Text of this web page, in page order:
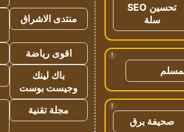
تحسين SEO
سلة
!
!
صحيفة برق
منتدى الاشراق
اقوى رياضة
باك لينك
وجيست بوست
مجلة تقنية